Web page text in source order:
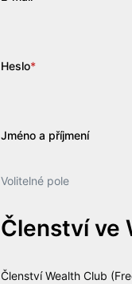
Heslo*
Jméno a příjmení
Volitelné pole
Členství ve
Členství Wealth Club